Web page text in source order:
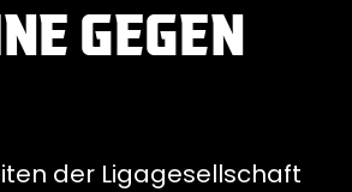
GEGEN
der Ligagesellschaft